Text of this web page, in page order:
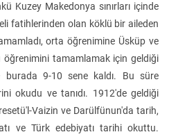
Bilim
Kuzey Makedonya sınırları içinde
fatihlerinden olan köklü bir aileden
orta öğrenimine Üsküp ve
öğrenimini tamamlamak için geldiği
9-10 sene kaldı. Bu süre
okudu ve tanıdı. 1912'de geldiği
Vaizin ve Darülfünun'da tarih,
ve Türk edebiyatı tarihi okuttu.